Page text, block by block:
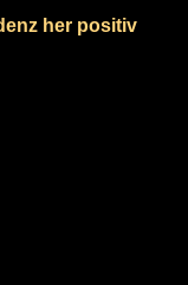
her positiv